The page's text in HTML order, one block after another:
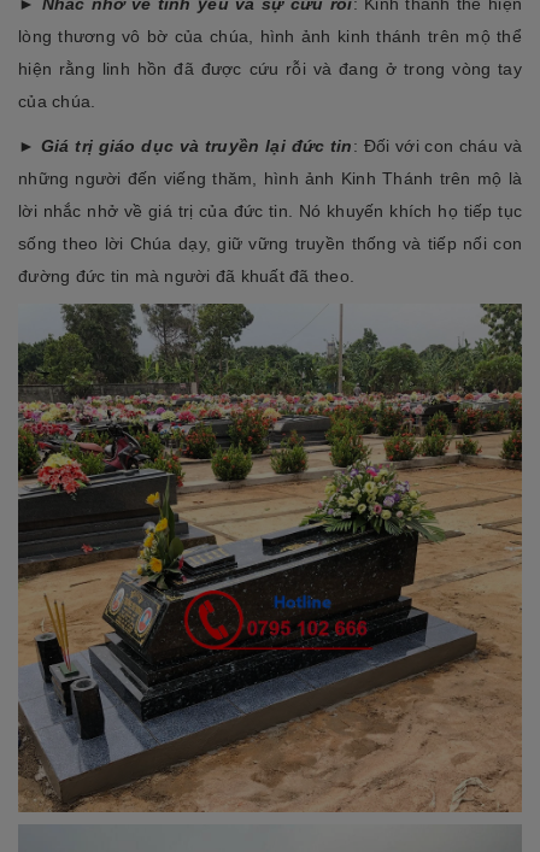
► Nhắc nhở về tình yêu và sự cứu rỗi: Kinh thánh thể hiện
lòng thương vô bờ của chúa, hình ảnh kinh thánh trên mộ thể
hiện rằng linh hồn đã được cứu rỗi và đang ở trong vòng tay
của chúa.
► Giá trị giáo dục và truyền lại đức tin: Đối với con cháu và
những người đến viếng thăm, hình ảnh Kinh Thánh trên mộ là
lời nhắc nhở về giá trị của đức tin. Nó khuyến khích họ tiếp tục
sống theo lời Chúa dạy, giữ vững truyền thống và tiếp nối con
đường đức tin mà người đã khuất đã theo.